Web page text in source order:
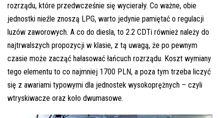
rozrządu, które przedwcześnie się wycierały. Co ważne, obie
jednostki nieźle znoszą LPG, warto jedynie pamiętać o regulacji
luzów zaworowych. A co do diesla, to 2.2 CDTi również należy do
najtrwalszych propozycji w klasie, z tą uwagą, że po pewnym
czasie może zacząć hałasować łańcuch rozrządu. Koszt wymiany
tego elementu to co najmniej 1700 PLN, a poza tym trzeba liczyć
się z awariami typowymi dla jednostek wysokoprężnych – czyli
wtryskiwacze oraz koło dwumasowe.